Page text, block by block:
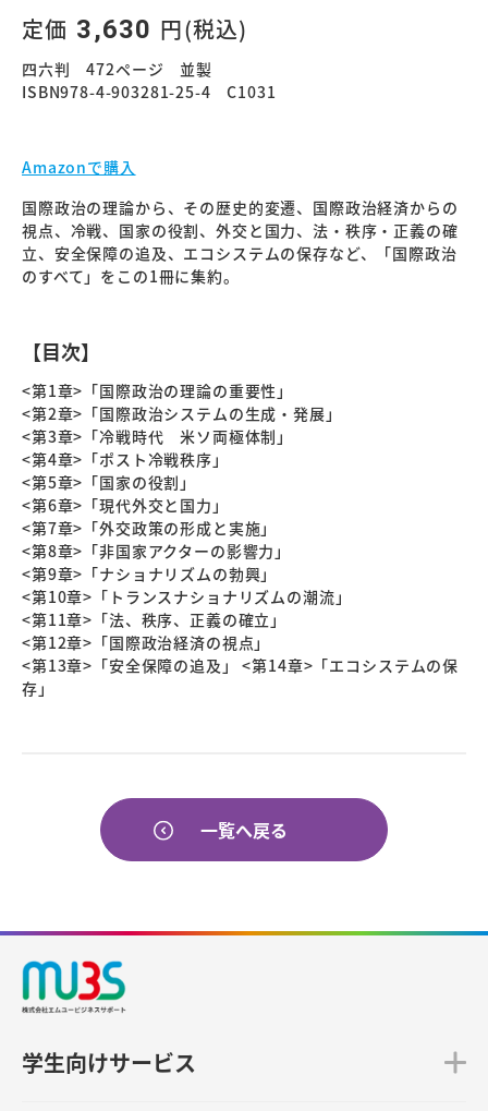
定価 3,630 円(税込)
四六判 472ページ 並製
ISBN978-4-903281-25-4 C1031
Amazonで購入
国際政治の理論から、その歴史的変遷、国際政治経済からの
視点、冷戦、国家の役割、外交と国力、法・秩序・正義の確
立、安全保障の追及、エコシステムの保存など、「国際政治
のすべて」をこの1冊に集約。
【目次】
<第1章>「国際政治の理論の重要性」
<第2章>「国際政治システムの生成・発展」
<第3章>「冷戦時代 米ソ両極体制」
<第4章>「ポスト冷戦秩序」
<第5章>「国家の役割」
<第6章>「現代外交と国力」
<第7章>「外交政策の形成と実施」
<第8章>「非国家アクターの影響力」
<第9章>「ナショナリズムの勃興」
<第10章>「トランスナショナリズムの潮流」
<第11章>「法、秩序、正義の確立」
<第12章>「国際政治経済の視点」
<第13章>「安全保障の追及」 <第14章>「エコシステムの保
存」
一覧へ戻る
学生向けサービス